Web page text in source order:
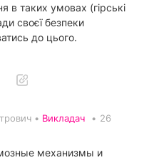
в таких умовах (гірські
своєї безпеки
до цього.
• Викладач • 26
механизмы и